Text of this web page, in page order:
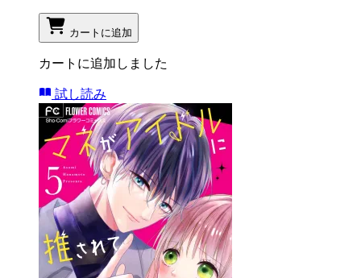
カートに追加
カートに追加しました
試し読み